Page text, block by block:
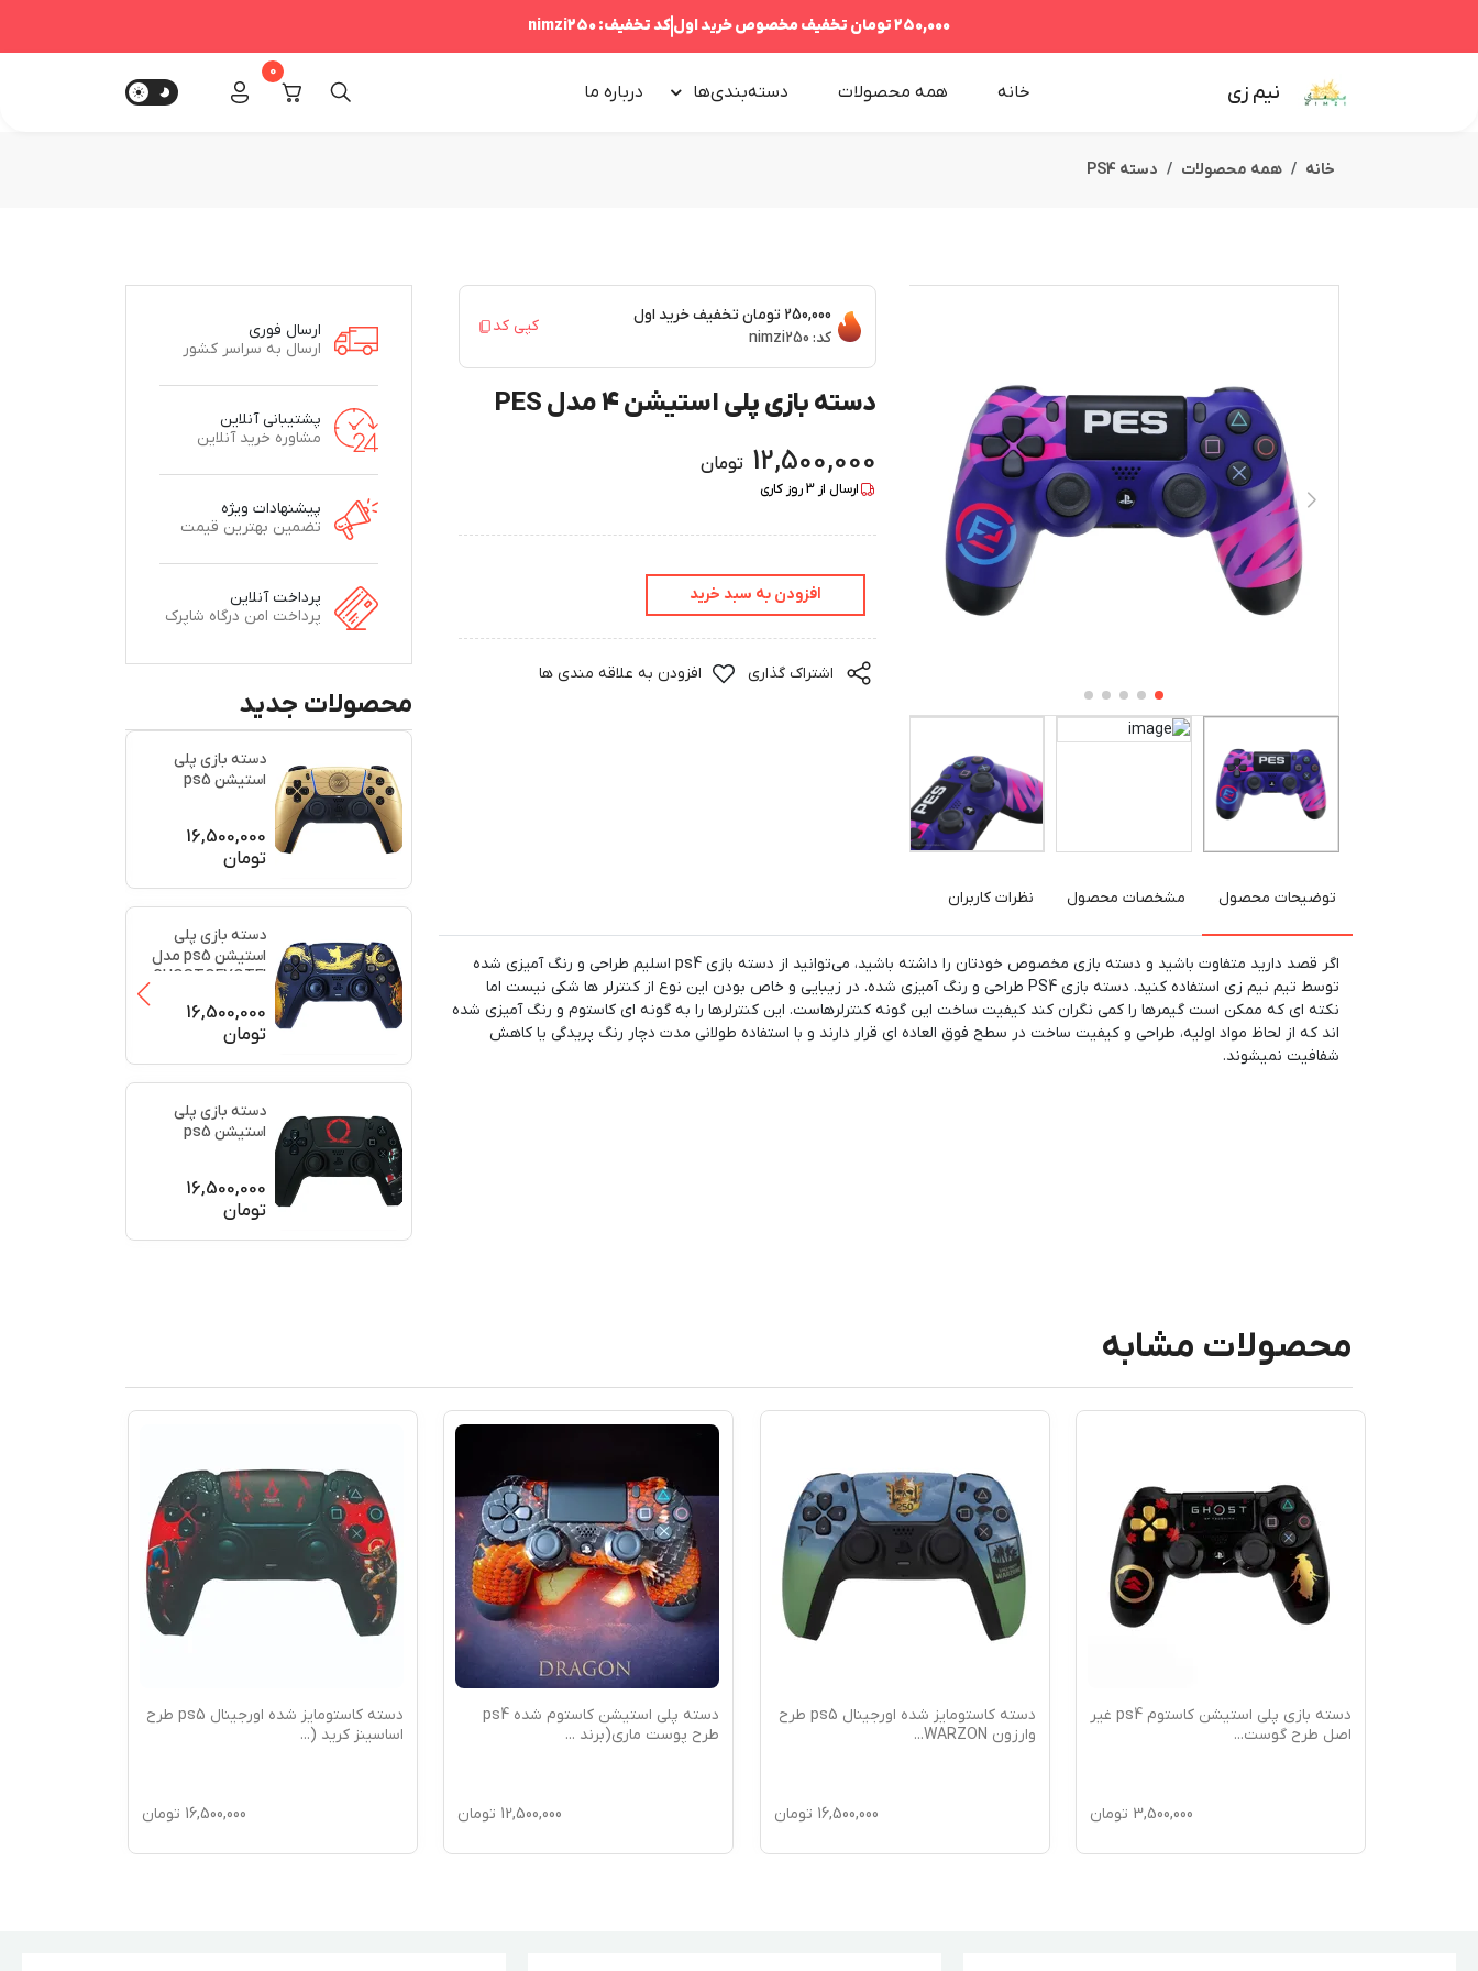
250,000 تومان تخفیف مخصوص خرید اولکد تخفیف:nimzi250
نیم زی خانه همه محصولات دسته‌بندی‌ها درباره‌ ما
0
خانه همه محصولات دسته PS4
250,000 تومان
تخفیف خرید اول
کد: nimzi250
کپی کد
دسته بازی پلی استیشن 4 مدل PES
12,500,000 تومان
ارسال از 3روز کاری
افزودن به سبد خرید
اشتراک گذاری افزودن به علاقه مندی ها
توضیحات محصول مشخصات محصول نظرات کاربران
اگر قصد دارید متفاوت باشید و دسته بازی مخصوص خودتان را داشته باشید، می‌توانید از دسته بازی ps4 اسلیم طراحی و رنگ آمیزی شده
توسط تیم نیم زی استفاده کنید. دسته بازی PS4 طراحی و رنگ آمیزی شده. در زیبایی و خاص بودن این نوع از کنترلر ها شکی نیست اما
نکته ای که ممکن است گیمرها را کمی نگران کند کیفیت ساخت این گونه کنترلرهاست. این کنترلرها را به گونه ای کاستوم و رنگ آمیزی شده
اند که از لحاظ مواد اولیه، طراحی و کیفیت ساخت در سطح فوق العاده ای قرار دارند و با استفاده طولانی مدت دچار رنگ پریدگی یا کاهش
شفافیت نمیشوند.
ارسال فوری
ارسال به سراسر کشور
پشتیبانی آنلاین
مشاوره خرید آنلاین
پیشنهادات ویژه
تضمین بهترین قیمت
پرداخت آنلاین
پرداخت امن درگاه شاپرک
محصولات جدید
دسته بازی پلی
استیشن ps5
16,500,000
تومان
دسته بازی پلی
استیشن ps5 مدل
GHOSTOFYOTEI
16,500,000
تومان
دسته بازی پلی
استیشن ps5
16,500,000
تومان
محصولات مشابه
دسته کاستومایز شده اورجینال ps5 طرح
وارزون WARZON
...
16,500,000 تومان
دسته پلی استیشن کاستوم شده ps4
طرح پوست ماری(برند
12,500,000 تومان
دسته کاستومایز شده اورجینال ps5 طرح
اساسینز کرید (...
16,500,000 تومان
دسته کاستومایز شده اورجینال ps5 طرح
گرافیتی
16,500,000 تومان